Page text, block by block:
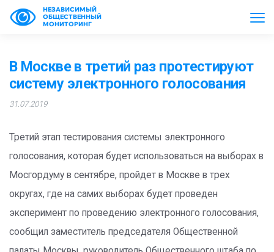
НЕЗАВИСИМЫЙ
ОБЩЕСТВЕННЫЙ
МОНИТОРИНГ
В Москве в третий раз протестируют
систему электронного голосования
31.07.2019
Третий этап тестирования системы электронного
голосования, которая будет использоваться на выборах в
Мосгордуму в сентябре, пройдет в Москве в трех
округах, где на самих выборах будет проведен
эксперимент по проведению электронного голосования,
сообщил заместитель председателя Общественной